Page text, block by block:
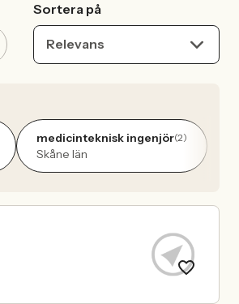
Sortera på
Relevans
medicinteknisk ingenjör(2)
Skåne län